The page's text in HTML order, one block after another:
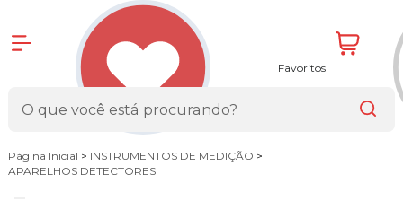
Favoritos
Página Inicial > INSTRUMENTOS DE MEDIÇÃO >
APARELHOS DETECTORES